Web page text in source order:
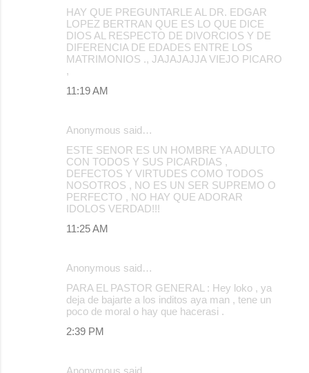
HAY QUE PREGUNTARLE AL DR. EDGAR
LOPEZ BERTRAN QUE ES LO QUE DICE
DIOS AL RESPECTO DE DIVORCIOS Y DE
DIFERENCIA DE EDADES ENTRE LOS
MATRIMONIOS ., JAJAJAJJA VIEJO PICARO
,
11:19 AM
Anonymous said…
ESTE SENOR ES UN HOMBRE YA ADULTO
CON TODOS Y SUS PICARDIAS ,
DEFECTOS Y VIRTUDES COMO TODOS
NOSOTROS , NO ES UN SER SUPREMO O
PERFECTO , NO HAY QUE ADORAR
IDOLOS VERDAD!!!
11:25 AM
Anonymous said…
PARA EL PASTOR GENERAL : Hey loko , ya
deja de bajarte a los inditos aya man , tene un
poco de moral o hay que hacerasi .
2:39 PM
Anonymous said…